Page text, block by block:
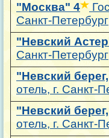
"Москва" 4
Санкт-Петербург
"Невский
Санкт-Петербург
"Невский
отель, г. Санкт-
"Невский
отель, г. Санкт-